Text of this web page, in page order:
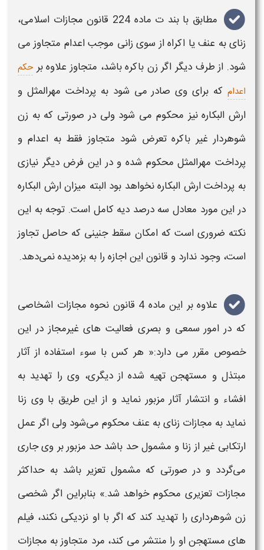
مطابق با بند ت ماده 224 قانون مجازات اسلامی،
زنای به عنف یا اکراه از سوی زانی موجب اعدام متجاوز می
شود. از طرف دیگر اگر زن باکره باشد، متجاوز علاوه برحکم
اعدام که برای وی صادر می شود به پرداخت مهرالمثل و
ارش البکاره نیز محکوم می شود ولی در صورتی که به زن
شوهردار غیر باکره تعرض شود متجاوز فقط به اعدام و
پرداخت مهرالمثل محکوم شده و در این فرض دیگر نیازی
به پرداخت ارش البکاره نخواهد بود البته میزان ارش البکاره
در این مورد معادل سه درصد دیه کامل است. توجه به این
نکته ضروری است که امکان سقط جنینی که حاصل تجاوز
است، وجود ندارد و قانوناین اجازه را به بزه‌دیده نمی‌دهد.
علاوه بر این ماده 4 قانون نحوه مجازات اشخاصی
که در امور سمعی و بصری فعالیت های غیرمجاز در این
خصوص مقرر می دارد:« هر کس با سوء استفاده از آثار
مبتذل و مستهجن تهیه شده از دیگری، وی را تهدید به
افشاء و انتشار آثار مزبور نماید و از این طریق با وی زنا
نماید به مجازات زنای به عنف محکوم می‌شود ولی اگر عمل
ارتکابی غیر از زنا و مشمول حد باشد حد مزبور بر وی جاری
می‌گردد و در صورتی که مشمول تعزیر باشد به حداکثر
مجازات تعزیری محکوم خواهد شد.» بنابراین اگر شخصی
زن شوهرداری را تهدید کند که اگر با او نزدیکی نکند، فیلم
های مستهجن او را منتشر می کند، مرد متجاوز به مجازات